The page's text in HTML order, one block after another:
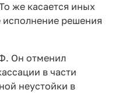
же касается иных
исполнение решения
Он отменил
в части
неустойки в